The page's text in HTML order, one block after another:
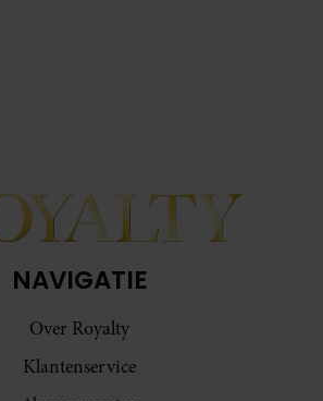
NAVIGATIE
Over Royalty
Klantenservice